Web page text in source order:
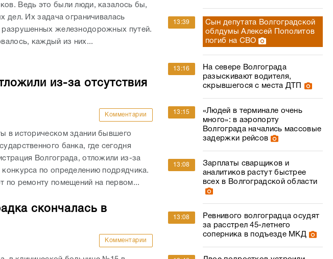
Ведь это были люди, казалось бы,
дел. Их задача ограничивалась
разрушенных железнодорожных путей.
каждый из них...
из-за отсутствия
Комментарии
в историческом здании бывшего
банка, где сегодня
Волгограда, отложили из-за
конкурса по определению подрядчика.
по ремонту помещений на первом...
скончалась в
Комментарии
13:39
Сын депутата Волгоградской
облдумы Алексей Пополитов
погиб на СВО
13:16
На севере Волгограда
разыскивают водителя,
скрывшегося с места ДТП
13:15
«Людей в терминале очень
много»: в аэропорту
Волгограда начались массовые
задержки рейсов
13:08
Зарплаты сварщиков и
аналитиков растут быстрее
всех в Волгоградской области
13:08
Ревнивого волгоградца осудят
за расстрел 45-летнего
соперника в подъезде МКД